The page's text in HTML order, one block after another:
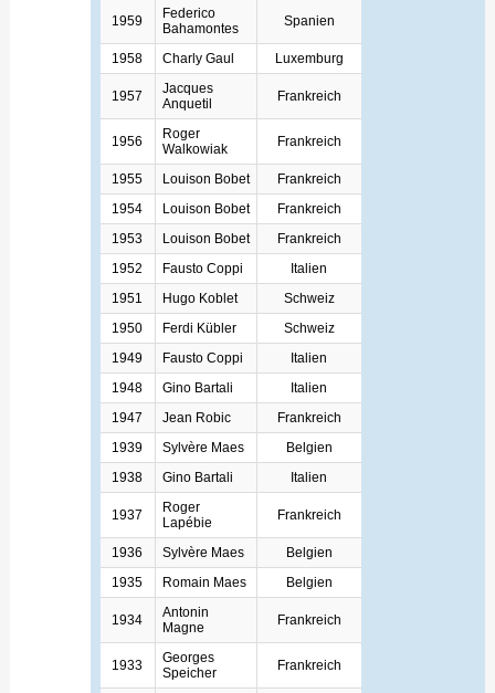
1959
Federico
Bahamontes
Spanien
1958 Charly Gaul Luxemburg
1957
Jacques
Anquetil
Frankreich
1956
Roger
Walkowiak
Frankreich
1955 Louison Bobet
Frankreich
1954
Louison Bobet
Frankreich
1953
Louison Bobet
Frankreich
1952
Fausto Coppi
Italien
1951
Hugo Koblet
Schweiz
1950
Ferdi Kübler
Schweiz
1949
Fausto Coppi
Italien
1948
Gino Bartali
Italien
1947
Jean Robic
Frankreich
1939
Sylvère Maes
Belgien
1938
Gino Bartali Italien
1937
Roger
Lapébie
Frankreich
1936 Sylvère Maes
Belgien
1935
Romain Maes Belgien
1934
Antonin
Magne
Frankreich
1933
Georges
Speicher
Frankreich